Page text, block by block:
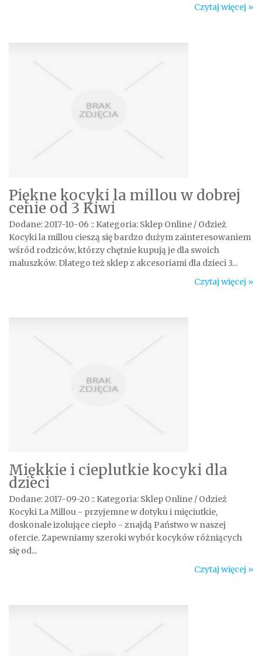
Czytaj więcej »
Piękne kocyki la millou w dobrej
cenie od 3 Kiwi
Dodane: 2017-10-06 :: Kategoria: Sklep Online / Odzież
Kocyki la millou cieszą się bardzo dużym zainteresowaniem
wśród rodziców, którzy chętnie kupują je dla swoich
maluszków. Dlatego też sklep z akcesoriami dla dzieci 3...
Czytaj więcej »
Miękkie i cieplutkie kocyki dla
dzieci
Dodane: 2017-09-20 :: Kategoria: Sklep Online / Odzież
Kocyki La Millou - przyjemne w dotyku i mięciutkie,
doskonale izolujące ciepło - znajdą Państwo w naszej
ofercie. Zapewniamy szeroki wybór kocyków różniących
się od...
Czytaj więcej »